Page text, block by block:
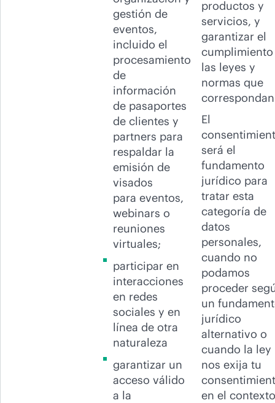
gestión de
eventos,
incluido el
procesamiento
de
información
de pasaportes
de clientes y
partners para
respaldar la
emisión de
visados
para eventos,
webinars o
reuniones
virtuales;
participar en
interacciones
en redes
sociales y en
línea de otra
naturaleza
garantizar un
acceso válido
a la
productos y
servicios, y
garantizar el
cumplimiento
las leyes y
normas que
El
será el
fundamento
jurídico para
tratar esta
categoría de
datos
personales,
cuando no
podamos
proceder
un
jurídico
alternativo o
cuando la ley
nos exija tu
en el contexto